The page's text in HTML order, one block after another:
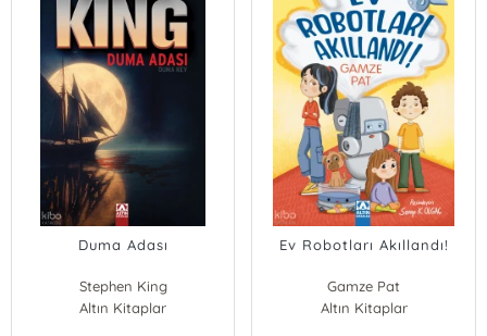
Duma Adası
Stephen King
Altın Kitaplar
Ev Robotları Akıllandı!
Gamze Pat
Altın Kitaplar